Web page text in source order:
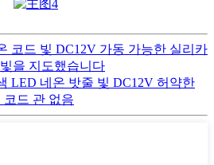
코드 빛 DC12V 가동 가능한 실리카
을 지도했습니다
LED 네온 밧줄 빛 DC12V 허약한
코드 관 없음